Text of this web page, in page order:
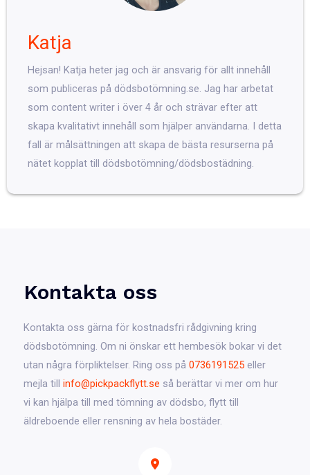
Katja
Hejsan! Katja heter jag och är ansvarig för allt innehåll
som publiceras på dödsbotömning.se. Jag har arbetat
som content writer i över 4 år och strävar efter att
skapa kvalitativt innehåll som hjälper användarna. I detta
fall är målsättningen att skapa de bästa resurserna på
nätet kopplat till dödsbotömning/dödsbostädning.
Kontakta oss
Kontakta oss gärna för kostnadsfri rådgivning kring
dödsbotömning. Om ni önskar ett hembesök bokar vi det
utan några förpliktelser. Ring oss på 0736191525 eller
mejla till info@pickpackflytt.se så berättar vi mer om hur
vi kan hjälpa till med tömning av dödsbo, flytt till
äldreboende eller rensning av hela bostäder.